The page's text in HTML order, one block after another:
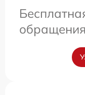
обращения